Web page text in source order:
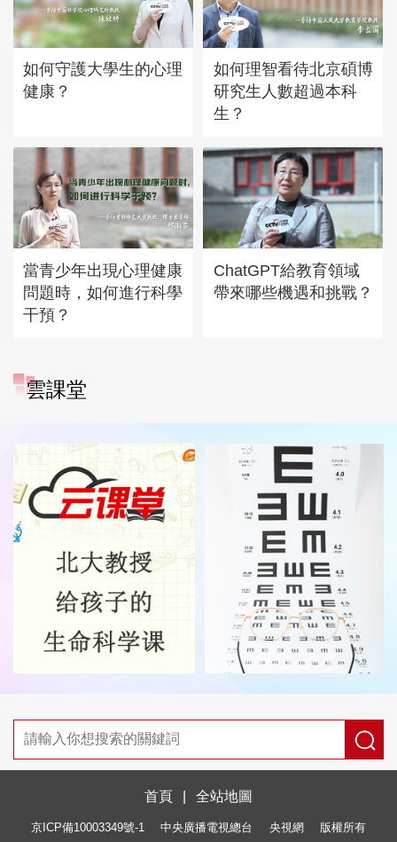
如何守護大學生的心理
健康？
如何理智看待北京碩博
研究生人數超過本科
生？
當青少年出現心理健康
問題時，如何進行科學
干預？
ChatGPT給教育領域
帶來哪些機遇和挑戰？
雲課堂
首頁 全站地圖
京ICP備10003349號-1 中央廣播電視總台 央視網 版權所有